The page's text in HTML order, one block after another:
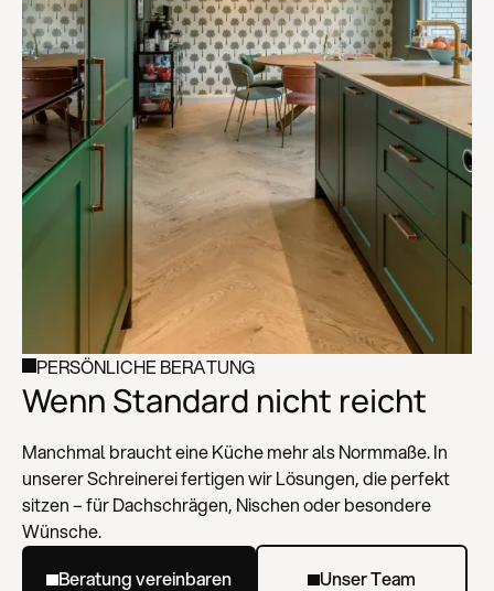
PERSÖNLICHE BERATUNG
Wenn Standard nicht reicht
Manchmal braucht eine Küche mehr als Normmaße. In
unserer Schreinerei fertigen wir Lösungen, die perfekt
sitzen – für Dachschrägen, Nischen oder besondere
Wünsche.
Beratung vereinbaren
Unser Team